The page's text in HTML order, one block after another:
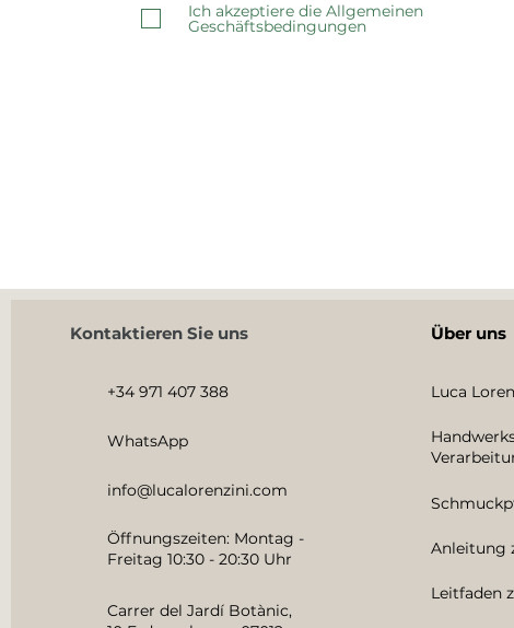
Ich akzeptiere die Allgemeinen
Geschäftsbedingungen
Kontaktieren Sie uns
+34 971 407 388
WhatsApp
info@lucalorenzini.com
Öffnungszeiten: Montag -
Freitag 10:30 - 20:30 Uhr
Carrer del Jardí Botànic,
Über uns
Luca
Anleitung
Leitfaden